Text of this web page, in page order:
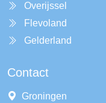
Overijssel
Flevoland
Gelderland
Contact
Groningen